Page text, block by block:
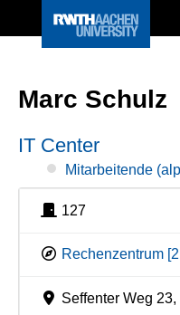
Marc Schulz
IT Center
Mitarbeitende
127
Rechenzentrum
Seffenter Weg